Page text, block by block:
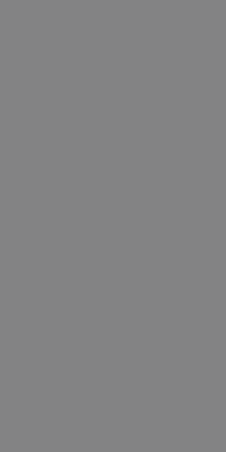
από το
με διάφορες
ότι
τιμώνται σε
μεταξύ ανθρώπων
είναι επωφελές
προκειμένου να
σχετικά με
ανθρώπων
είναι
της
με
cookie
το